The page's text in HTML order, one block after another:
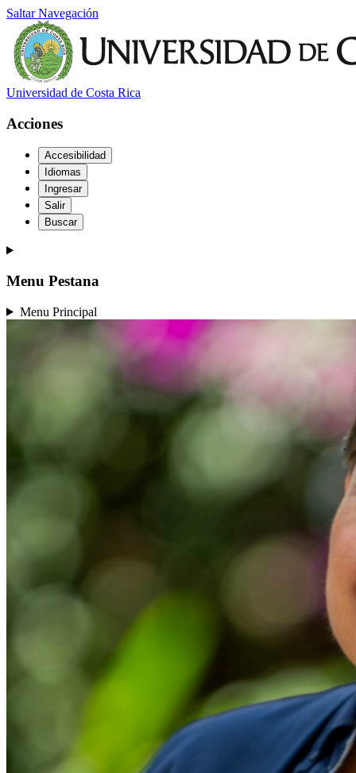
Saltar Navegación
Universidad de Costa Rica
Acciones
Accesibilidad
Idiomas
Ingresar
Salir
Buscar
Menu Pestana
Menu Principal